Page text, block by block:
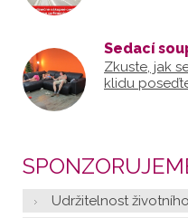
Sedací
Zkuste, jak
klidu
Udržitelnost